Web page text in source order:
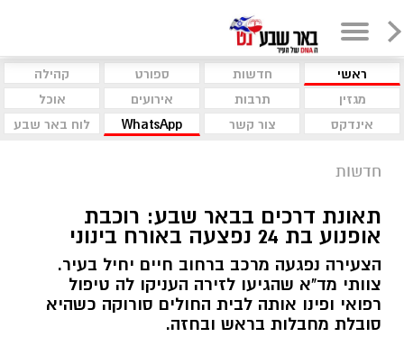
ראשי חדשות ספורט
קהילה
מגזין
תרבות אירועים
אוכל
אינדקס
צור קשר WhatsApp לוח באר שבע
חדשות
תאונת דרכים בבאר שבע: רוכבת
אופנוע בת 24 נפצעה באורח בינוני
הצעירה נפגעה מרכב ברחוב חיים יחיל בעיר.
צוותי מד"א שהגיעו לזירה העניקו לה טיפול
רפואי ופינו אותה לבית החולים סורוקה כשהיא
סובלת מחבלות בראש ובחזה.